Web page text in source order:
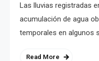
Las lluvias registradas
acumulación de agua
temporales en algunos
Read More